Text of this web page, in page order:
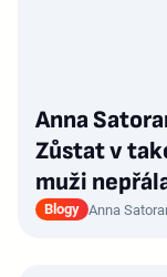
Anna
Zůstat v
muži
Blogy Anna